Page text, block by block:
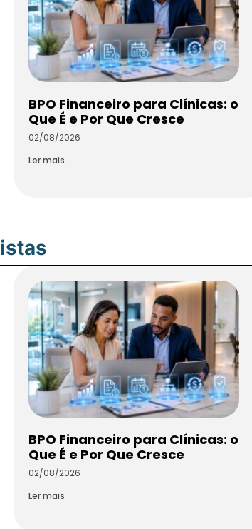
BPO Financeiro para Clínicas: o
Que É e Por Que Cresce
02/08/2026
Ler mais
BPO Financeiro para Clínicas: o
Que É e Por Que Cresce
02/08/2026
Ler mais